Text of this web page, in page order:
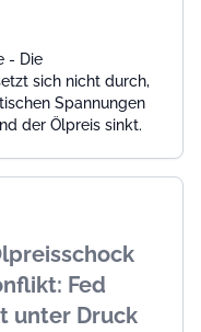
- Die
sich nicht durch,
Spannungen
der Ölpreis sinkt.
Fed
unter Druck